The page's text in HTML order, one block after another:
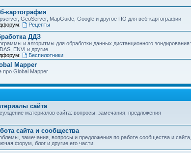
картография
GeoServer, MapGuide, Google и другое ПО для веб-картографии
Рецепты
ДДЗ
и алгоритмы для обработки данных дистанционного зондирования:
ENVI и другие.
Беспилотники
Mapper
про Global Mapper
сайта
материалов сайта: вопросы, замечания, предложения
сайта и сообщества
замечания, вопросы и предложения по работе сообщества и сайта,
форум, блог и другие его части.